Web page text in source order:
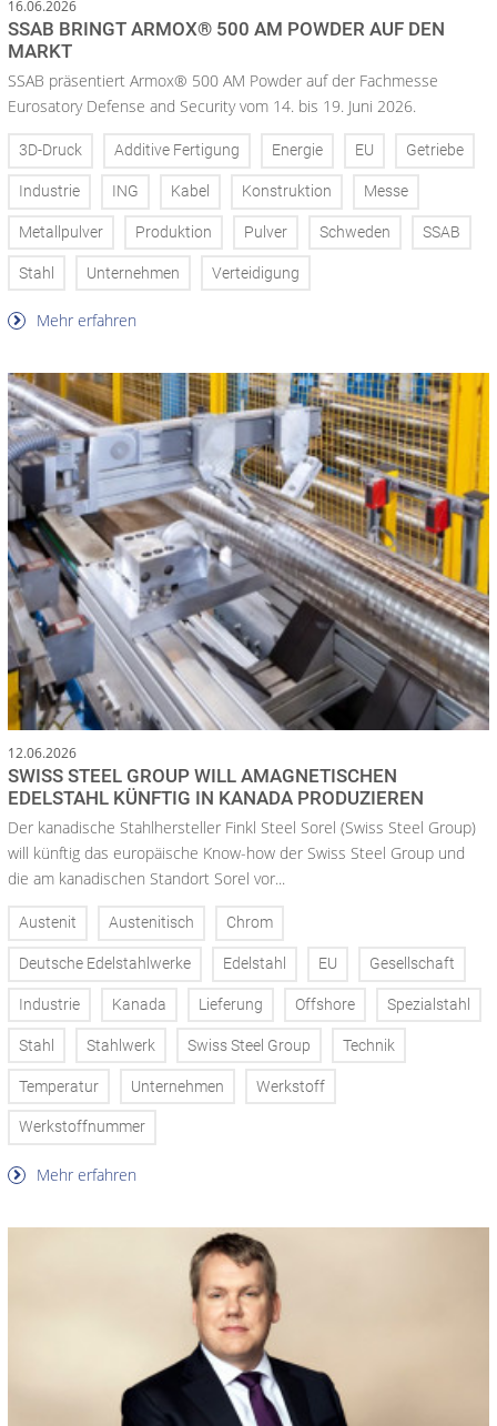
16.06.2026
SSAB BRINGT ARMOX® 500 AM POWDER AUF DEN
MARKT
SSAB präsentiert Armox® 500 AM Powder auf der Fachmesse
Eurosatory Defense and Security vom 14. bis 19. Juni 2026.
3D-Druck Additive Fertigung Energie EU Getriebe
Industrie ING Kabel Konstruktion Messe
Metallpulver Produktion Pulver Schweden SSAB
Stahl Unternehmen Verteidigung
Mehr erfahren
12.06.2026
SWISS STEEL GROUP WILL AMAGNETISCHEN
EDELSTAHL KÜNFTIG IN KANADA PRODUZIEREN
Der kanadische Stahlhersteller Finkl Steel Sorel (Swiss Steel Group)
will künftig das europäische Know-how der Swiss Steel Group und
die am kanadischen Standort Sorel vor...
Austenit Austenitisch Chrom
Deutsche Edelstahlwerke Edelstahl EU Gesellschaft
Industrie Kanada Lieferung Offshore Spezialstahl
Stahl Stahlwerk Swiss Steel Group Technik
Temperatur Unternehmen Werkstoff
Werkstoffnummer
Mehr erfahren